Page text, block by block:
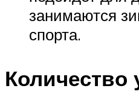
занимаются
спорта.
Количество